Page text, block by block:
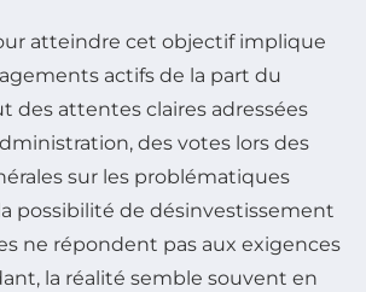
atteindre cet objectif implique
actifs de la part du
des attentes claires adressées
des votes lors des
sur les problématiques
possibilité de désinvestissement
ne répondent pas aux exigences
la réalité semble souvent en